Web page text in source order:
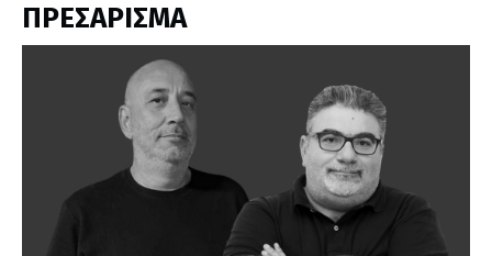
ΠΡΕΣΑΡΙΣΜΑ